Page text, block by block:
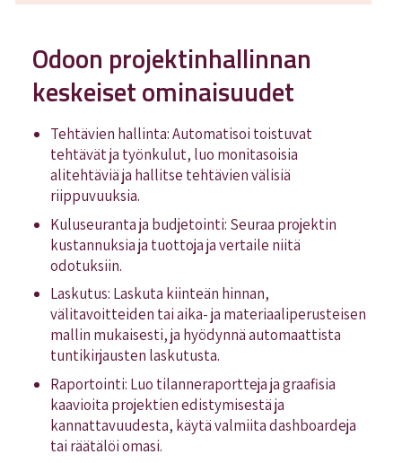
Odoon projektinhallinnan
keskeiset ominaisuudet
Tehtävien hallinta: Automatisoi toistuvat
tehtävät ja työnkulut, luo monitasoisia
alitehtäviä ja hallitse tehtävien välisiä
riippuvuuksia.
Kuluseuranta ja budjetointi: Seuraa projektin
kustannuksia ja tuottoja ja vertaile niitä
odotuksiin.
Laskutus: Laskuta kiinteän hinnan,
välitavoitteiden tai aika- ja materiaaliperusteisen
mallin mukaisesti, ja hyödynnä automaattista
tuntikirjausten laskutusta.
Raportointi: Luo tilanneraportteja ja graafisia
kaavioita projektien edistymisestä ja
kannattavuudesta, käytä valmiita dashboardeja
tai räätälöi omasi.